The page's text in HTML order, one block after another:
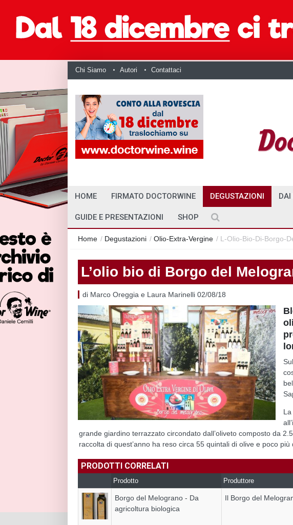
Chi Siamo Autori Contattaci
HOME FIRMATO DOCTORWINE DEGUSTAZIONI DAI
GUIDE E PRESENTAZIONI SHOP
Home / Degustazioni / Olio-Extra-Vergine / L-Olio-Bio-Di-Borgo-
L’olio bio di Borgo del
di Marco Oreggia e Laura Marinelli 02/08/18
grande giardino terrazzato circondato dall’oliveto composto da
raccolta di quest’anno ha reso circa 55 quintali di olive e poco più
PRODOTTI CORRELATI
Prodotto Produttore
Borgo del Melograno - Da
agricoltura biologica
Il Borgo del